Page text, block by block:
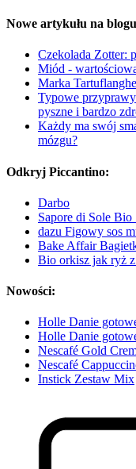
Nowe artykułu na
Czekolada Zotter:
Miód -
Marka
Typowe
pyszne i bardzo
Każdy ma swój
mózgu?
Odkryj Piccantino:
Darbo
Sapore di Sole
dazu Figowy sos
Bake Affair
Bio orkisz jak ryż
Nowości:
Holle Danie
Holle Danie
Nescafé Gold
Nescafé
Instick Zestaw Mix